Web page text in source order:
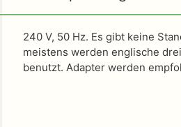
240 V, 50 Hz. Es gibt keine
meistens werden englische
benutzt. Adapter werden